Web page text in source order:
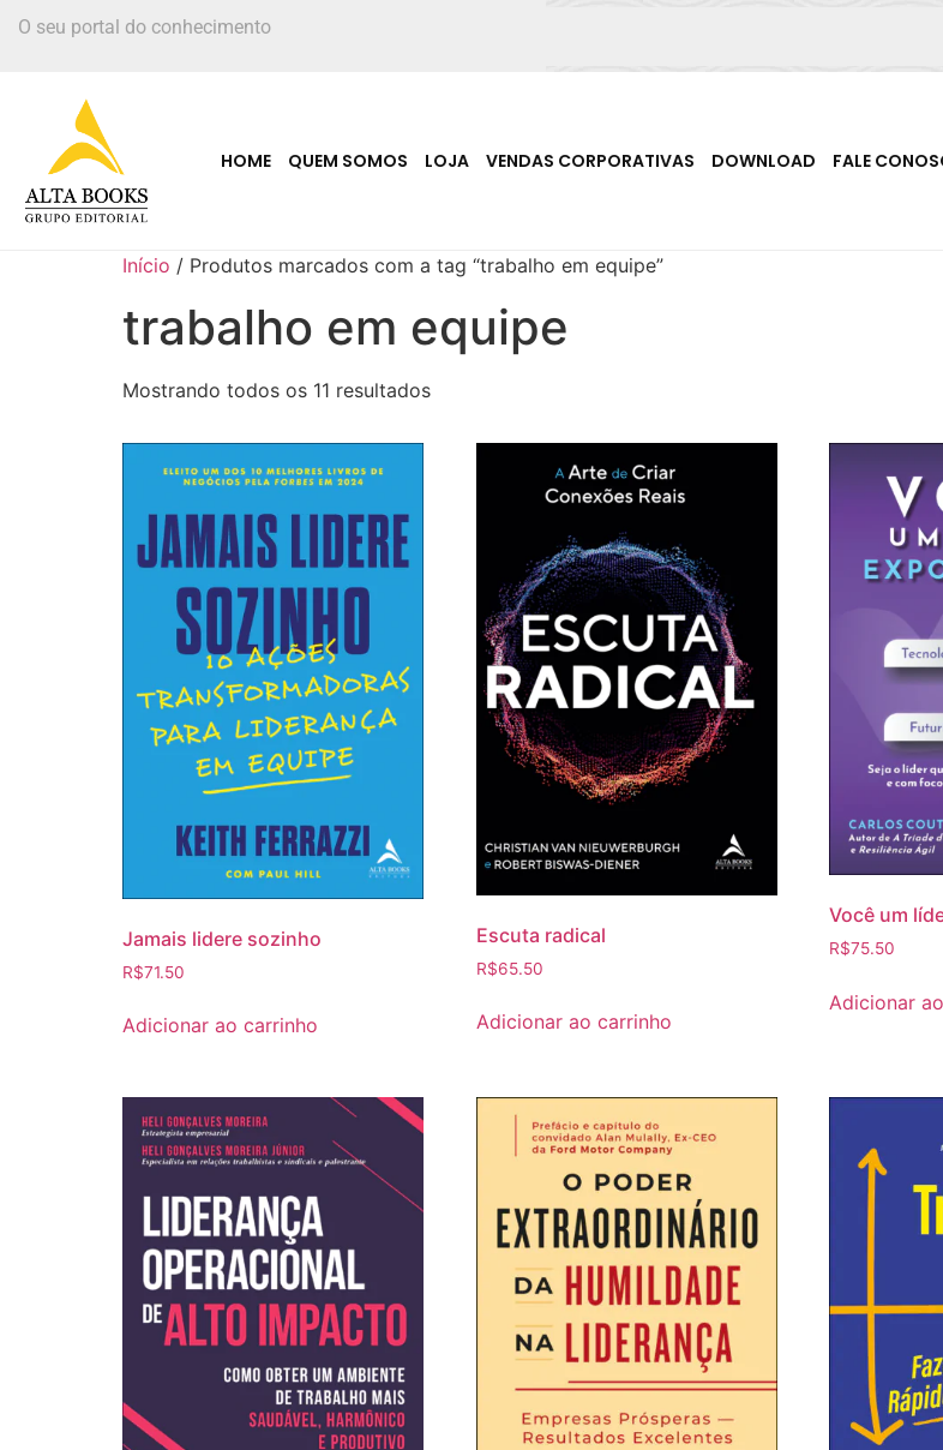
O seu portal do conhecimento
HOME QUEM SOMOS LOJA VENDAS CORPORATIVAS DOWNLOAD FALE
Início / Produtos marcados com a tag “trabalho em equipe”
trabalho em equipe
Mostrando todos os 11 resultados
Jamais lidere sozinho
R$71.50
Adicionar ao carrinho
Escuta radical
R$65.50
Adicionar ao carrinho
Você um
R$75.50
Adicionar